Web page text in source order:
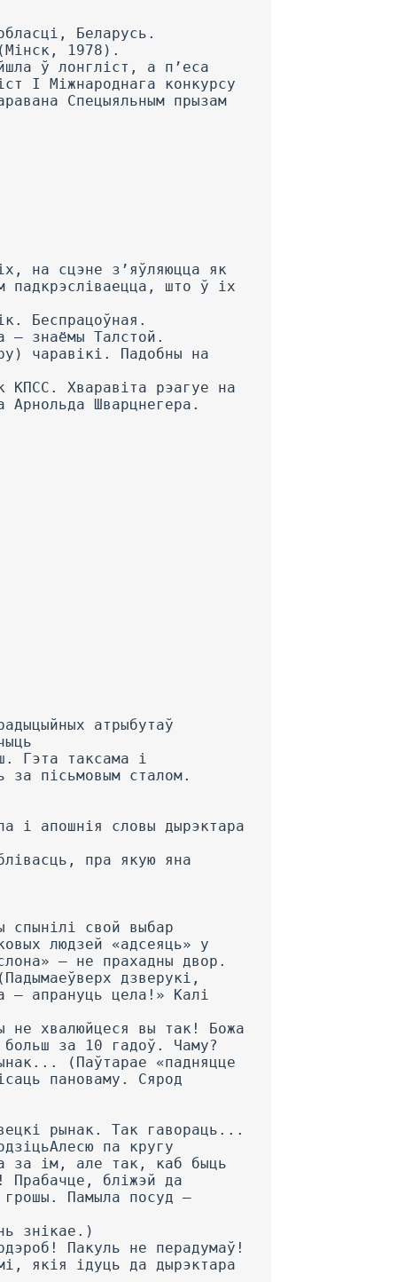
Беларусь.
(Мінск, 1978).
ў лонгліст, а п’еса
I Міжнароднага конкурсу
Спецыяльным прызам
на сцэне з’яўляюцца як
падкрэсліваецца, што ў іх
Беспрацоўная.
— знаёмы Талстой.
чаравікі. Падобны на
КПСС. Хваравіта рэагуе на
Шварцнегера.
атрыбутаў
Гэта таксама і
пісьмовым сталом.
і апошнія словы дырэктара
пра якую яна
свой выбар
людзей «адсеяць» у
— не прахадны двор.
дзверукі,
— апрануць цела!» Калі
хвалюйцеся вы так! Божа
за 10 гадоў. Чаму?
(Паўтарае «падняцце
пановаму. Сярод
рынак. Так гавораць...
па кругу
за ім, але так, каб быць
Прабачце, бліжэй да
грошы. Памыла посуд —
знікае.)
Пакуль не перадумаў!
якія ідуць да дырэктара